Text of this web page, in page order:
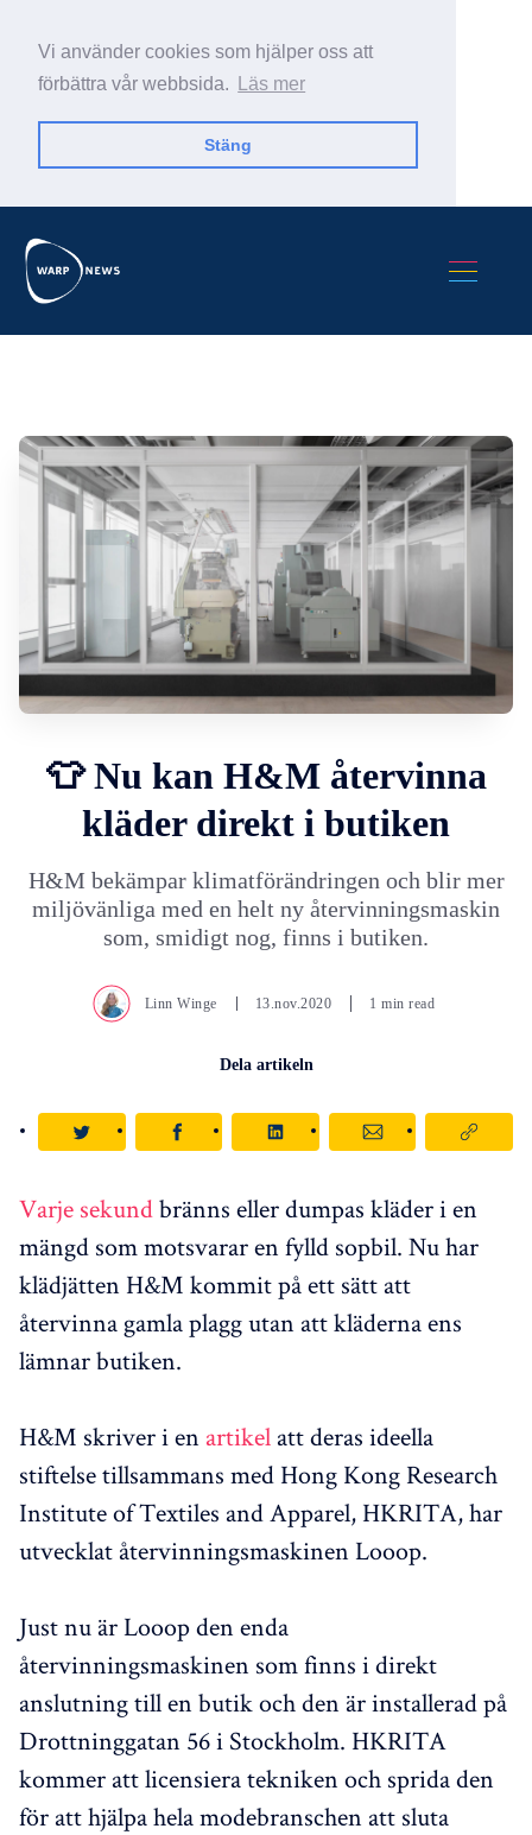
Vi använder cookies som hjälper oss att
förbättra vår webbsida.
Läs mer
Stäng
👕 Nu kan H&M återvinna
kläder direkt i butiken
H&M bekämpar klimatförändringen och blir mer
miljövänliga med en helt ny återvinningsmaskin
som, smidigt nog, finns i butiken.
Linn Winge 13.nov.2020 1 min read
Dela artikeln
Varje sekundbränns eller dumpas kläder i en
mängd som motsvarar en fylld sopbil. Nu har
klädjätten H&M kommit på ett sätt att
återvinna gamla plagg utan att kläderna ens
lämnar butiken.
H&M skriver i en artikel att deras ideella
stiftelse tillsammans med Hong Kong Research
Institute of Textiles and Apparel, HKRITA, har
utvecklat återvinningsmaskinen Looop.
Just nu är Looop den enda
återvinningsmaskinen som finns i direkt
anslutning till en butik och den är installerad på
Drottninggatan 56 i Stockholm. HKRITA
kommer att licensiera tekniken och sprida den
för att hjälpa hela modebranschen att sluta